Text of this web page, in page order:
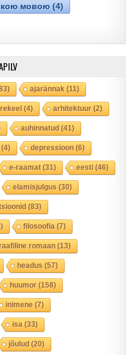
мовою (4)
ajarännak (11)
(4) arhitektuur(2)
auhinnatud(41)
(4) depressioon(6)
e-raamat(31) eesti(46)
elamisjulgus (30)
(83)
filosoofia (7)
romaan(13)
headus (57)
huumor(158)
inimene (7)
isa (33)
jõulud(20)